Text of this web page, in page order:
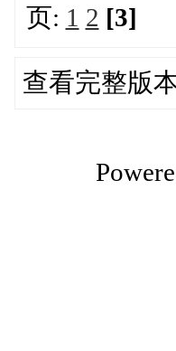
页: 1 2 [3]
查看完整版